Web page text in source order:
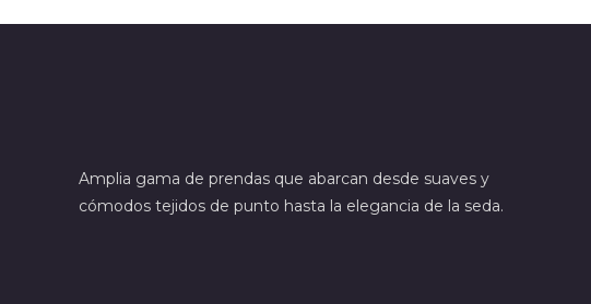
Amplia gama de prendas que abarcan desde suaves y
cómodos tejidos de punto hasta la elegancia de la seda.